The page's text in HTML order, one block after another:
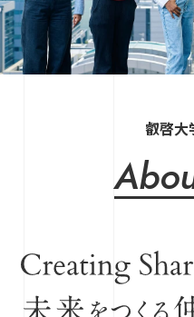
叡啓大